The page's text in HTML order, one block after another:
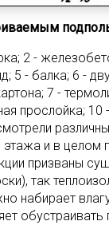
2 -
5 - балка; 6 -
7 -
прослойка; 10
этажа и в целом
призваны
так
набирает